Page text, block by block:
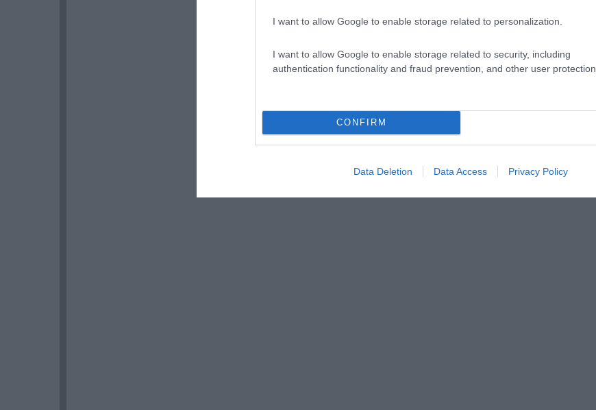
I want to allow Google to enable storage related to personalization.
I want to allow Google to enable storage related to security, including
authentication functionality and fraud prevention, and other user protection.
CONFIRM
Data Deletion Data Access Privacy Policy